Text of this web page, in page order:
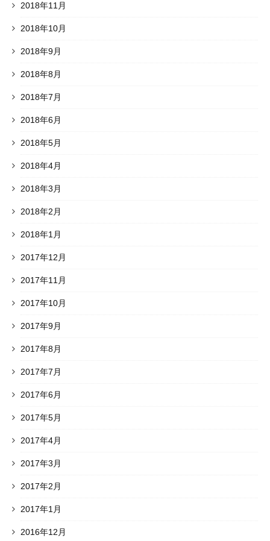
2018年11月
2018年10月
2018年9月
2018年8月
2018年7月
2018年6月
2018年5月
2018年4月
2018年3月
2018年2月
2018年1月
2017年12月
2017年11月
2017年10月
2017年9月
2017年8月
2017年7月
2017年6月
2017年5月
2017年4月
2017年3月
2017年2月
2017年1月
2016年12月